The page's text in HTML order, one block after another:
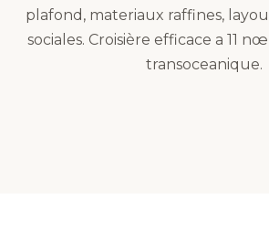
plafond, materiaux raffines,
sociales. Croisière efficace a 11
transoceanique.